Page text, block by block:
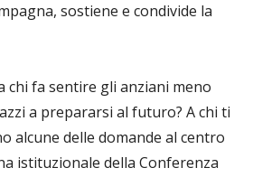
sostiene e condivide la
chi fa sentire gli anziani meno
a prepararsi al futuro? A chi ti
alcune delle domande al centro
istituzionale della Conferenza